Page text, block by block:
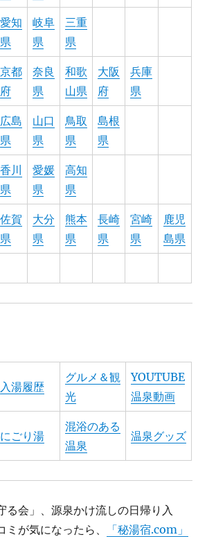
愛知
県
岐阜
県
三重
県
京都
府
奈良
県
和歌
山県
大阪
府
兵庫
県
広島
県
山口
県
鳥取
県
島根
県
香川
県
愛媛
県
高知
県
佐賀
県
大分
県
熊本
県
長崎
県
宮崎
県
鹿児
島県
入湯履歴
グルメ＆観
光
YOUTUBE
温泉動画
にごり湯
混浴のある
温泉
温泉グッズ
る会」、源泉かけ流しの日帰り入
ミが気になったら、
「秘湯宿.com」